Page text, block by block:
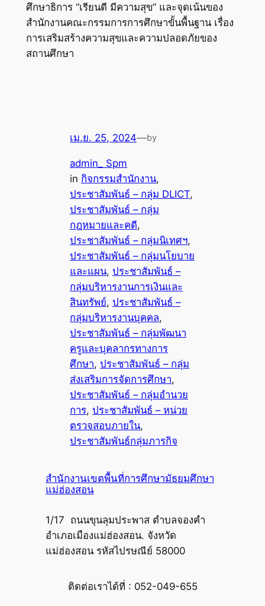
ศึกษาธิการ “เรียนดี มีความสุข” และจุดเน้นของ
สำนักงานคณะกรรมการการศึกษาขั้นพื้นฐาน เรื่อง
การเสริมสร้างความสุขและความปลอดภัยของ
สถานศึกษา
เม.ย. 25, 2024—by
admin_ Spm
in กิจกรรมสำนักงาน
ประชาสัมพันธ์ – กลุ่ม DLICT
ประชาสัมพันธ์ – กลุ่ม
กฎหมายและคดี
ประชาสัมพันธ์ – กลุ่มนิเทศฯ
ประชาสัมพันธ์ – กลุ่มนโยบาย
และแผน, ประชาสัมพันธ์ –
กลุ่มบริหารงานการเงินและ
สินทรัพย์, ประชาสัมพันธ์ –
กลุ่มบริหารงานบุคคล
ประชาสัมพันธ์ – กลุ่มพัฒนา
ครูและบุคลากรทางการ
ศึกษา, ประชาสัมพันธ์ – กลุ่ม
ส่งเสริมการจัดการศึกษา
ประชาสัมพันธ์ – กลุ่มอำนวย
การ, ประชาสัมพันธ์ – หน่วย
ตรวจสอบภายใน
ประชาสัมพันธ์กลุ่มภารกิจ
สำนักงานเขตพื้นที่การศึกษามัธยมศึกษา
แม่ฮ่องสอน
1/17 ถนนขุนลุมประพาส ตำบลจองคำ
อำเภอเมืองแม่ฮ่องสอน. จังหวัด
แม่ฮ่องสอน รหัสไปรษณีย์ 58000
ติดต่อเราได้ที่ : 052-049-655